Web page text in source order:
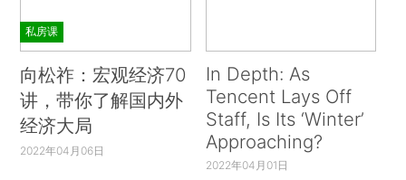
私房课
向松祚：宏观经济70
讲，带你了解国内外
经济大局
2022年04月06日
In Depth: As
Tencent Lays Off
Staff, Is Its ‘Winter’
Approaching?
2022年04月01日